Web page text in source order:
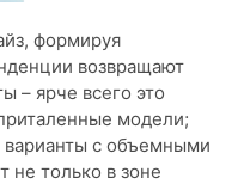
формируя
возвращают
– ярче всего это
модели;
с объемными
не только в зоне